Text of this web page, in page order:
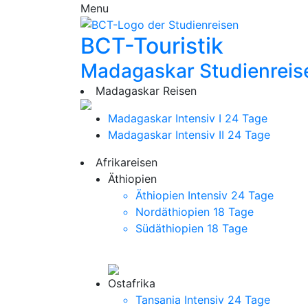
Menu
BCT-Touristik
Madagaskar
Madagaskar Reisen
Madagaskar Intensiv I 24 Tage
Madagaskar Intensiv II 24 Tage
Afrikareisen
Äthiopien
Äthiopien Intensiv 24 Tage
Nordäthiopien 18 Tage
Südäthiopien 18 Tage
Ostafrika
Tansania Intensiv 24 Tage